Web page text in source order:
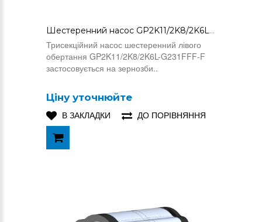
Шестеренний насос GP2K11/2K8/2K6L-G231FFF-F (AZ49120)
Трисекційний насос шестеренний лівого
обертання GP2K11/2K8/2K6L-G231FFF-F
застосовується на зернозби..
Ціну уточнюйте
В ЗАКЛАДКИ
ДО ПОРІВНЯННЯ